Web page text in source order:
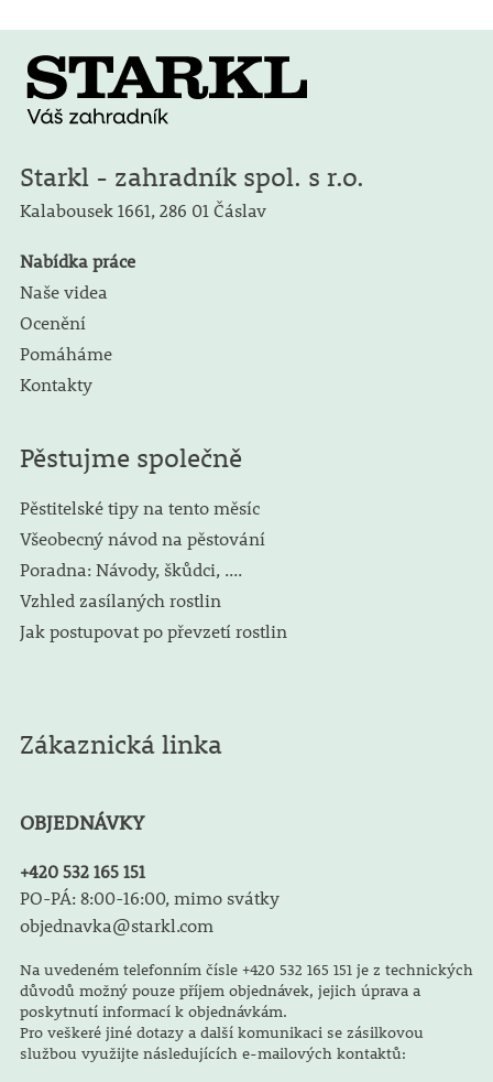
Starkl - zahradník spol. s r.o.
Kalabousek 1661, 286 01 Čáslav
Nabídka práce
Naše videa
Ocenění
Pomáháme
Kontakty
Pěstujme společně
Pěstitelské tipy na tento měsíc
Všeobecný návod na pěstování
Poradna: Návody, škůdci, ....
Vzhled zasílaných rostlin
Jak postupovat po převzetí rostlin
Zákaznická linka
OBJEDNÁVKY
+420 532 165 151
PO-PÁ: 8:00-16:00, mimo svátky
objednavka@starkl.com
Na uvedeném telefonním čísle +420 532 165 151 je z technických
důvodů možný pouze příjem objednávek, jejich úprava a
poskytnutí informací k objednávkám.
Pro veškeré jiné dotazy a další komunikaci se zásilkovou
službou využijte následujících e-mailových kontaktů: